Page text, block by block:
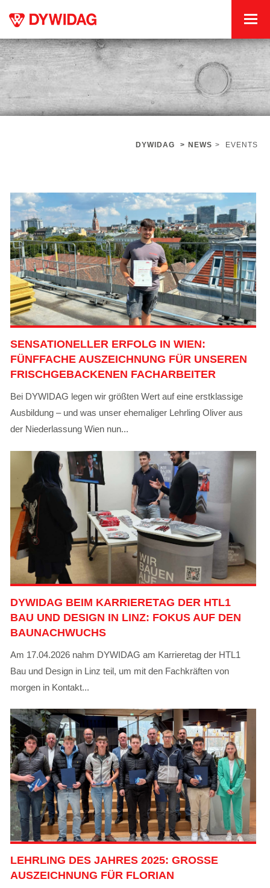
DYWIDAG > NEWS > EVENTS
SENSATIONELLER ERFOLG IN WIEN:
FÜNFFACHE AUSZEICHNUNG FÜR UNSEREN
FRISCHGEBACKENEN FACHARBEITER
Bei DYWIDAG legen wir größten Wert auf eine erstklassige
Ausbildung – und was unser ehemaliger Lehrling Oliver aus
der Niederlassung Wien nun...
DYWIDAG BEIM KARRIERETAG DER HTL1
BAU UND DESIGN IN LINZ: FOKUS AUF DEN
BAUNACHWUCHS
Am 17.04.2026 nahm DYWIDAG am Karrieretag der HTL1
Bau und Design in Linz teil, um mit den Fachkräften von
morgen in Kontakt...
LEHRLING DES JAHRES 2025: GROSSE A
USZEICHNUNG FÜR FLORIAN